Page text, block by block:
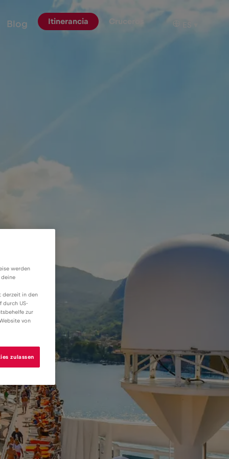
Blog Itinerancia Cruceros
werden
deine
derzeit in den
durch US-
zur
von
zulassen